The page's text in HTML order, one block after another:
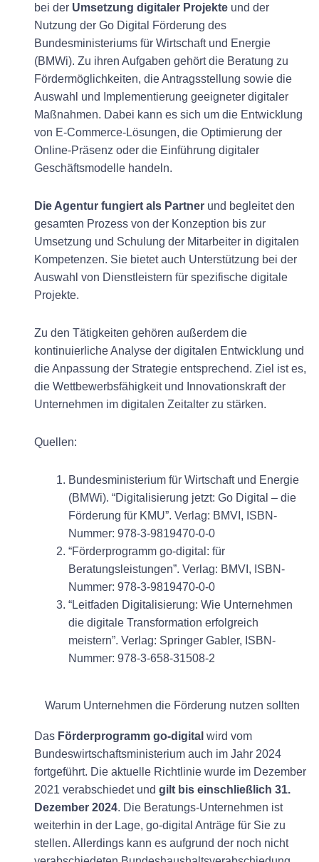
bei der Umsetzung digitaler Projekte und der
Nutzung der Go Digital Förderung des
Bundesministeriums für Wirtschaft und Energie
(BMWi). Zu ihren Aufgaben gehört die Beratung zu
Fördermöglichkeiten, die Antragsstellung sowie die
Auswahl und Implementierung geeigneter digitaler
Maßnahmen. Dabei kann es sich um die Entwicklung
von E-Commerce-Lösungen, die Optimierung der
Online-Präsenz oder die Einführung digitaler
Geschäftsmodelle handeln.
Die Agentur fungiert als Partner und begleitet den
gesamten Prozess von der Konzeption bis zur
Umsetzung und Schulung der Mitarbeiter in digitalen
Kompetenzen. Sie bietet auch Unterstützung bei der
Auswahl von Dienstleistern für spezifische digitale
Projekte.
Zu den Tätigkeiten gehören außerdem die
kontinuierliche Analyse der digitalen Entwicklung und
die Anpassung der Strategie entsprechend. Ziel ist es,
die Wettbewerbsfähigkeit und Innovationskraft der
Unternehmen im digitalen Zeitalter zu stärken.
Quellen:
Bundesministerium für Wirtschaft und Energie
(BMWi). “Digitalisierung jetzt: Go Digital – die
Förderung für KMU”. Verlag: BMVI, ISBN-
Nummer: 978-3-9819470-0-0
“Förderprogramm go-digital: für
Beratungsleistungen”. Verlag: BMVI, ISBN-
Nummer: 978-3-9819470-0-0
“Leitfaden Digitalisierung: Wie Unternehmen
die digitale Transformation erfolgreich
meistern”. Verlag: Springer Gabler, ISBN-
Nummer: 978-3-658-31508-2
Warum Unternehmen die Förderung nutzen sollten
Das Förderprogramm go-digital wird vom
Bundeswirtschaftsministerium auch im Jahr 2024
fortgeführt. Die aktuelle Richtlinie wurde im Dezember
2021 verabschiedet und gilt bis einschließlich 31.
Dezember 2024. Die Beratungs-Unternehmen ist
weiterhin in der Lage, go-digital Anträge für Sie zu
stellen. Allerdings kann es aufgrund der noch nicht